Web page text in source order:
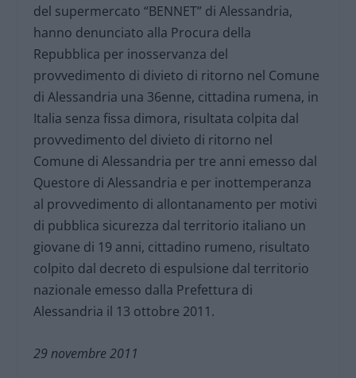
del supermercato “BENNET” di Alessandria,
hanno denunciato alla Procura della
Repubblica per inosservanza del
provvedimento di divieto di ritorno nel Comune
di Alessandria una 36enne, cittadina rumena, in
Italia senza fissa dimora, risultata colpita dal
provvedimento del divieto di ritorno nel
Comune di Alessandria per tre anni emesso dal
Questore di Alessandria e per inottemperanza
al provvedimento di allontanamento per motivi
di pubblica sicurezza dal territorio italiano un
giovane di 19 anni, cittadino rumeno, risultato
colpito dal decreto di espulsione dal territorio
nazionale emesso dalla Prefettura di
Alessandria il 13 ottobre 2011.
29 novembre 2011